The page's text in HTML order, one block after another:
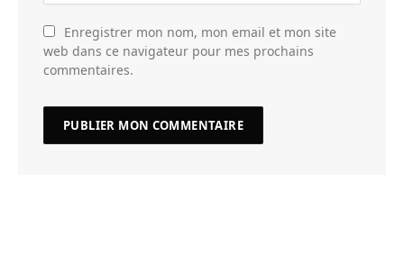
Enregistrer mon nom, mon email et mon site
web dans ce navigateur pour mes prochains
commentaires.